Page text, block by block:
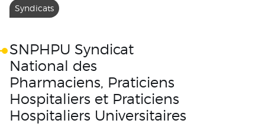
Syndicats
SNPHPU Syndicat
National des
Pharmaciens, Praticiens
Hospitaliers et Praticiens
Hospitaliers Universitaires